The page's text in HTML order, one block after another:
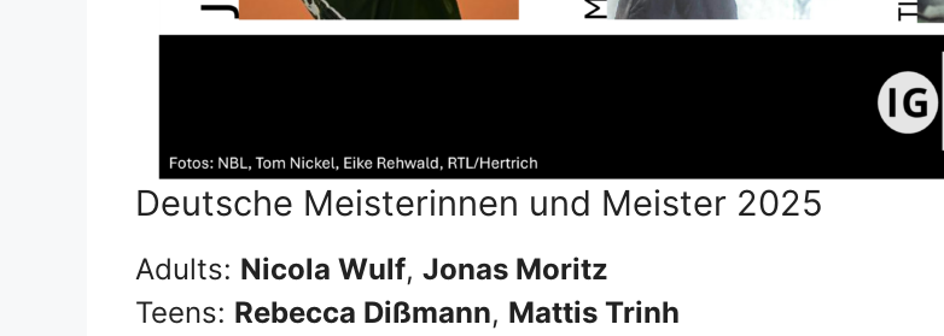
Deutsche Meisterinnen und Meister 2025
Adults: Nicola Wulf, Jonas Moritz
Teens: Rebecca Dißmann, Mattis Trinh